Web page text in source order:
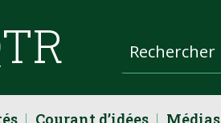
Courant d’idées Médias